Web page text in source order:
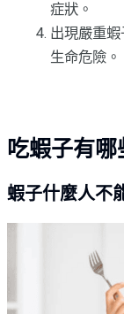
症狀。
出現嚴重
生命危險。
吃蝦子有哪
蝦子什麼人不